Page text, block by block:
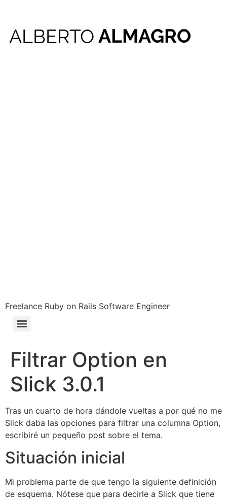
Freelance Ruby on Rails Software Engineer
Filtrar Option en
Slick 3.0.1
Tras un cuarto de hora dándole vueltas a por qué no me
Slick daba las opciones para filtrar una columna Option,
escribiré un pequeño post sobre el tema.
Situación inicial
Mi problema parte de que tengo la siguiente definición
de esquema. Nótese que para decirle a Slick que tiene